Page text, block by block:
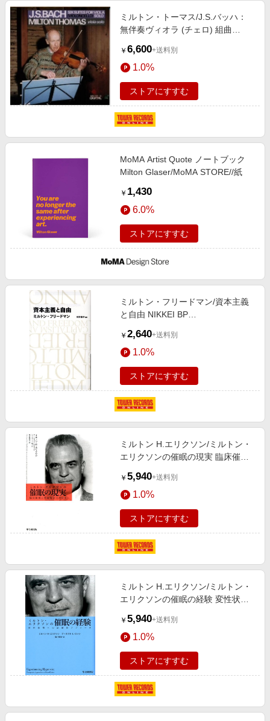
ミルトン・トーマス/J.S.バッハ：
無伴奏ヴィオラ (チェロ) 組曲
￥ 6,600+送料別
1.0%
ストアにすすむ
MoMA Artist Quote ノートブック
Milton Glaser/MoMA STORE//紙
￥ 1,430
6.0%
ストアにすすむ
ミルトン・フリードマン/資本主義
と自由 NIKKEI BP
￥ 2,640+送料別
1.0%
ストアにすすむ
ミルトン H.エリクソン/ミルトン・
エリクソンの催眠の現実 臨床催眠
[9784772414913]
￥ 5,940+送料別
1.0%
ストアにすすむ
ミルトン H.エリクソン/ミルトン・
エリクソンの催眠の経験 変性状態
[9784772415583]
￥ 5,940+送料別
1.0%
ストアにすすむ